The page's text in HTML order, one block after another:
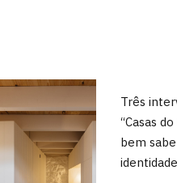
Três
“Casas
bem